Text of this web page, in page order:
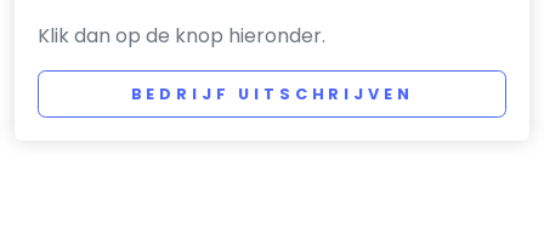
Klik dan op de knop hieronder.
BEDRIJF UITSCHRIJVEN